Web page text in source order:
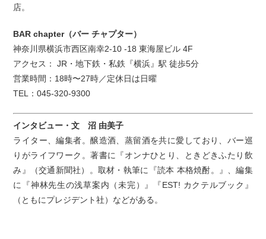
店。
BAR chapter（バー チャプター）
神奈川県横浜市西区南幸2-10 -18 東海屋ビル 4F
アクセス： JR・地下鉄・私鉄『横浜』駅 徒歩5分
営業時間：18時〜27時／定休日は日曜
TEL：045-320-9300
インタビュー・文 沼 由美子
ライター、編集者。醸造酒、蒸留酒を共に愛しており、バー巡
りがライフワーク。著書に『オンナひとり、ときどきふたり飲
み』（交通新聞社）。取材・執筆に『読本 本格焼酎。』、編集
に『神林先生の浅草案内（未完）』『EST! カクテルブック』
（ともにプレジデント社）などがある。